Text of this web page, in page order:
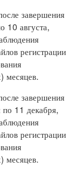
завершения
10 августа,
регистрации
месяцев.
завершения
11 декабря,
регистрации
месяцев.